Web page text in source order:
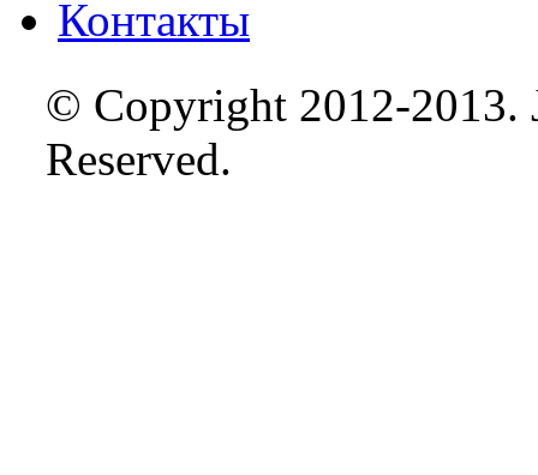
Контакты
© Copyright 2012-2013.
Reserved.